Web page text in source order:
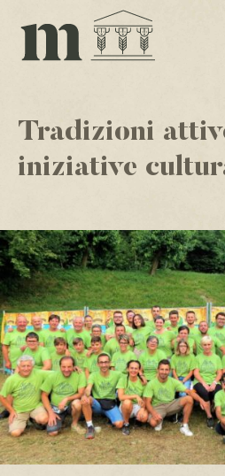
Tradizioni
iniziative